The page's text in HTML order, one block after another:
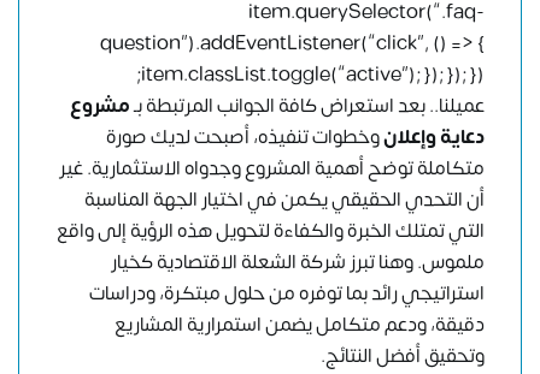
item.querySelector(“.faq-
question”).addEventListener(“click”, () => {
item.classList.toggle(“active”); }); }); });
عميلنا.. بعد استعراض كافة الجوانب المرتبطة بـمشروع
دعاية وإعلانوخطوات تنفيذه، أصبحت لديك صورة
متكاملة توضح أهمية المشروع وجدواه الاستثمارية. غير
أن التحدي الحقيقي يكمن في اختيار الجهة المناسبة
التي تمتلك الخبرة والكفاءة لتحويل هذه الرؤية إلى واقع
ملموس. وهنا تبرز شركة الشعلة الاقتصاديةكخيار
استراتيجي رائد بما توفره من حلول مبتكرة، ودراسات
دقيقة، ودعم متكامل يضمن استمرارية المشاريع
وتحقيق أفضل النتائج.